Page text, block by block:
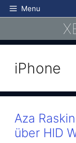
Skip
to
Menu
iPhone
Aza
über HID